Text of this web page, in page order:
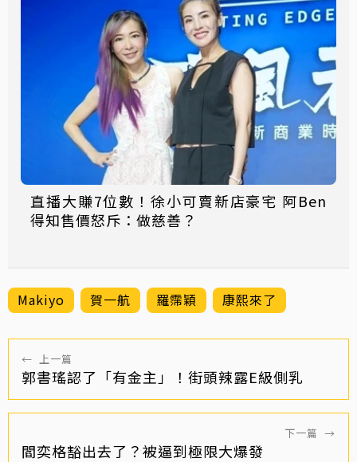
直播大賺7位數！徐小可賣新店豪宅 阿Ben
得知售價怒斥：做慈善？
Makiyo 賀一航 羅霈穎 康熙來了
← 上一篇
郭書瑤認了「有金主」！街頭辣露E級側乳
下一篇 →
閻奕格豁出去了？被逼到極限大爆發